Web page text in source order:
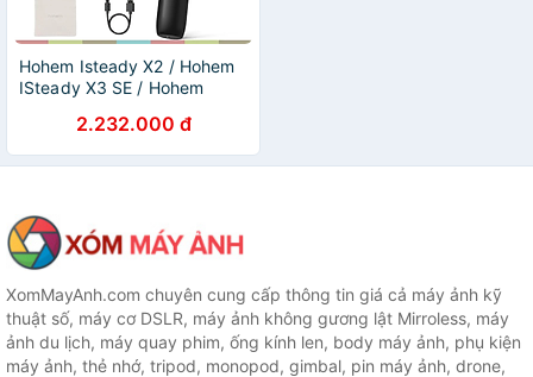
Hohem Isteady X2 / Hohem
ISteady X3 SE / Hohem
cầm chống rung có remote
điều khiển từ xa dùng cho
smartphone - Hàng Chính
2.232.000 đ
XomMayAnh.com chuyên cung cấp thông tin giá cả máy ảnh kỹ
thuật số, máy cơ DSLR, máy ảnh không gương lật Mirroless, máy
ảnh du lịch, máy quay phim, ống kính len, body máy ảnh, phụ kiện
máy ảnh, thẻ nhớ, tripod, monopod, gimbal, pin máy ảnh, drone,